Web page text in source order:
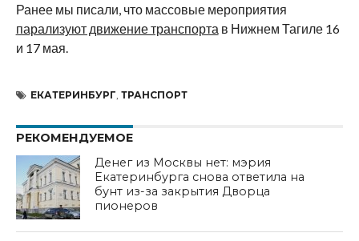
Ранее мы писали, что массовые мероприятия
парализуют движение транспорта в Нижнем Тагиле 16
и 17 мая.
ЕКАТЕРИНБУРГ ТРАНСПОРТ
РЕКОМЕНДУЕМОЕ
Денег из Москвы нет: мэрия
Екатеринбурга снова ответила на
бунт из-за закрытия Дворца
пионеров